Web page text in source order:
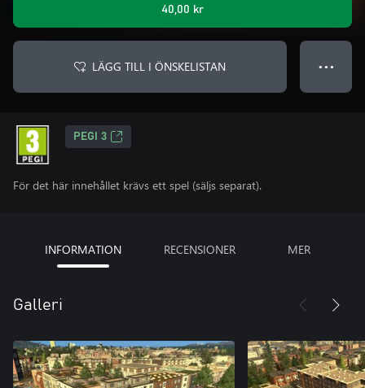
40,00 kr
LÄGG TILL I ÖNSKELISTAN ● ● ●
PEGI 3
För det här innehållet krävs ett spel (säljs separat).
INFORMATION RECENSIONER MER
Galleri